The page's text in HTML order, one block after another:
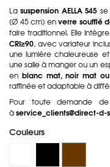
Lasuspension AELLA S45
(Ø 45 cm) enverre soufflé
faire traditionnel. Elle
CRI≥90, avec variateur
une lumière chaleureuse
une salle à manger ou un
en blanc mat, noir mat
raffinée et adaptable à
Pour toute demande
àservice_clients@direct-d-
Couleurs